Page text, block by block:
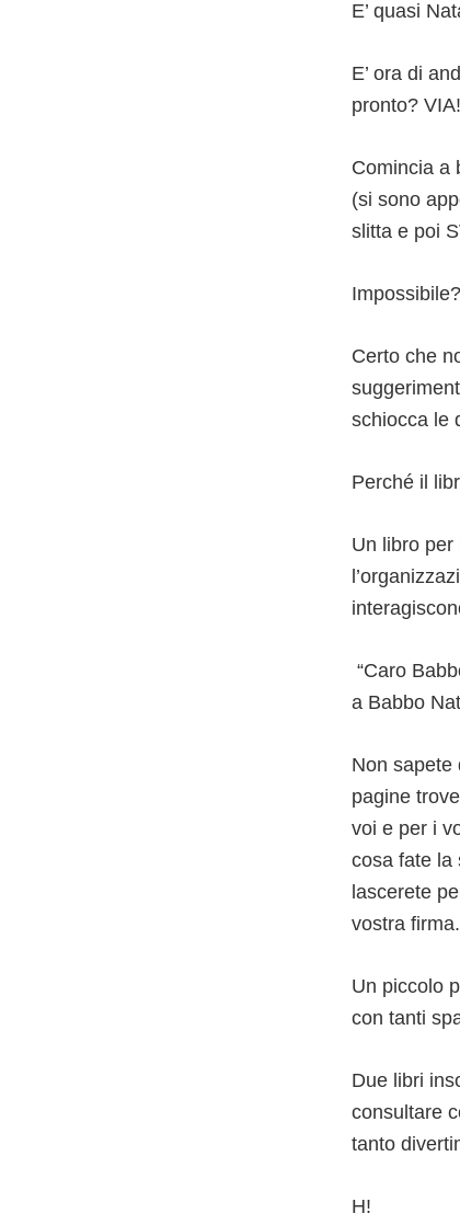
E’ quasi
E’ ora di
pronto? VIA!
Comincia a
(si sono
slitta e poi
Impossibile?
Certo che
schiocca le
Perché il
Un libro
“Caro
a Babbo
Non sapete
pagine
voi e per i
cosa fate la
lascerete
vostra firma.
Un piccolo
con tanti
Due libri
consultare
tanto
H!